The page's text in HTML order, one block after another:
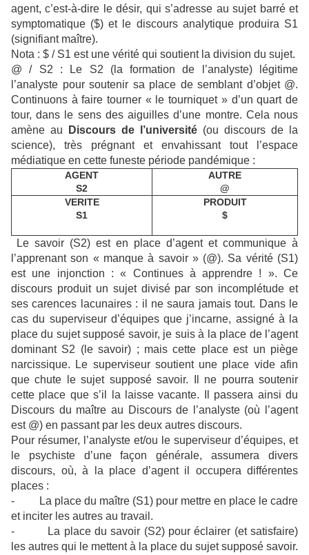
agent, c’est-à-dire le désir, qui s’adresse au sujet barré et
symptomatique ($) et le discours analytique produira S1
(signifiant maître).
Nota : $ / S1 est une vérité qui soutient la division du sujet.
@ / S2 : Le S2 (la formation de l’analyste) légitime
l’analyste pour soutenir sa place de semblant d’objet @.
Continuons à faire tourner « le tourniquet » d’un quart de
tour, dans le sens des aiguilles d’une montre. Cela nous
amène au
Discours de l’université (ou discours de la
science), très prégnant et envahissant tout l’espace
médiatique en cette funeste période pandémique :
AGENT
S2
AUTRE
@
VERITE
S1
PRODUIT
$
Le savoir (S2) est en place d’agent et communique à
l’apprenant son « manque à savoir » (@). Sa vérité (S1)
est une injonction : « Continues à apprendre ! ». Ce
discours produit un sujet divisé par son incomplétude et
ses carences lacunaires : il ne saura jamais tout. Dans le
cas du superviseur d’équipes que j’incarne, assigné à la
place du sujet supposé savoir, je suis à la place de l’agent
dominant S2 (le savoir) ; mais cette place est un piège
narcissique. Le superviseur soutient une place vide afin
que chute le sujet supposé savoir. Il ne pourra soutenir
cette place que s’il la laisse vacante. Il passera ainsi du
Discours du maître au Discours de l’analyste (où l’agent
est @) en passant par les deux autres discours.
Pour résumer, l’analyste et/ou le superviseur d’équipes, et
le psychiste d’une façon générale, assumera divers
discours, où, à la place d’agent il occupera différentes
places :
- La place du maître (S1) pour mettre en place le cadre
et inciter les autres au travail.
- La place du savoir (S2) pour éclairer (et satisfaire)
les autres qui le mettent à la place du sujet supposé savoir.